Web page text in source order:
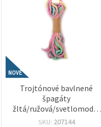
NOVÉ
Trojtónové bavlnené
špagáty
žltá/ružová/svetlomodrá
4 mm ~5 m – ideálne na
SKU: 207144